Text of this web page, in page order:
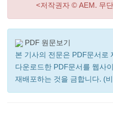
<저작권자 © AEM. 무
PDF 원문보기
본 기사의 전문은 PDF문서로
다운로드한 PDF문서를 웹사
재배포하는 것을 금합니다. (